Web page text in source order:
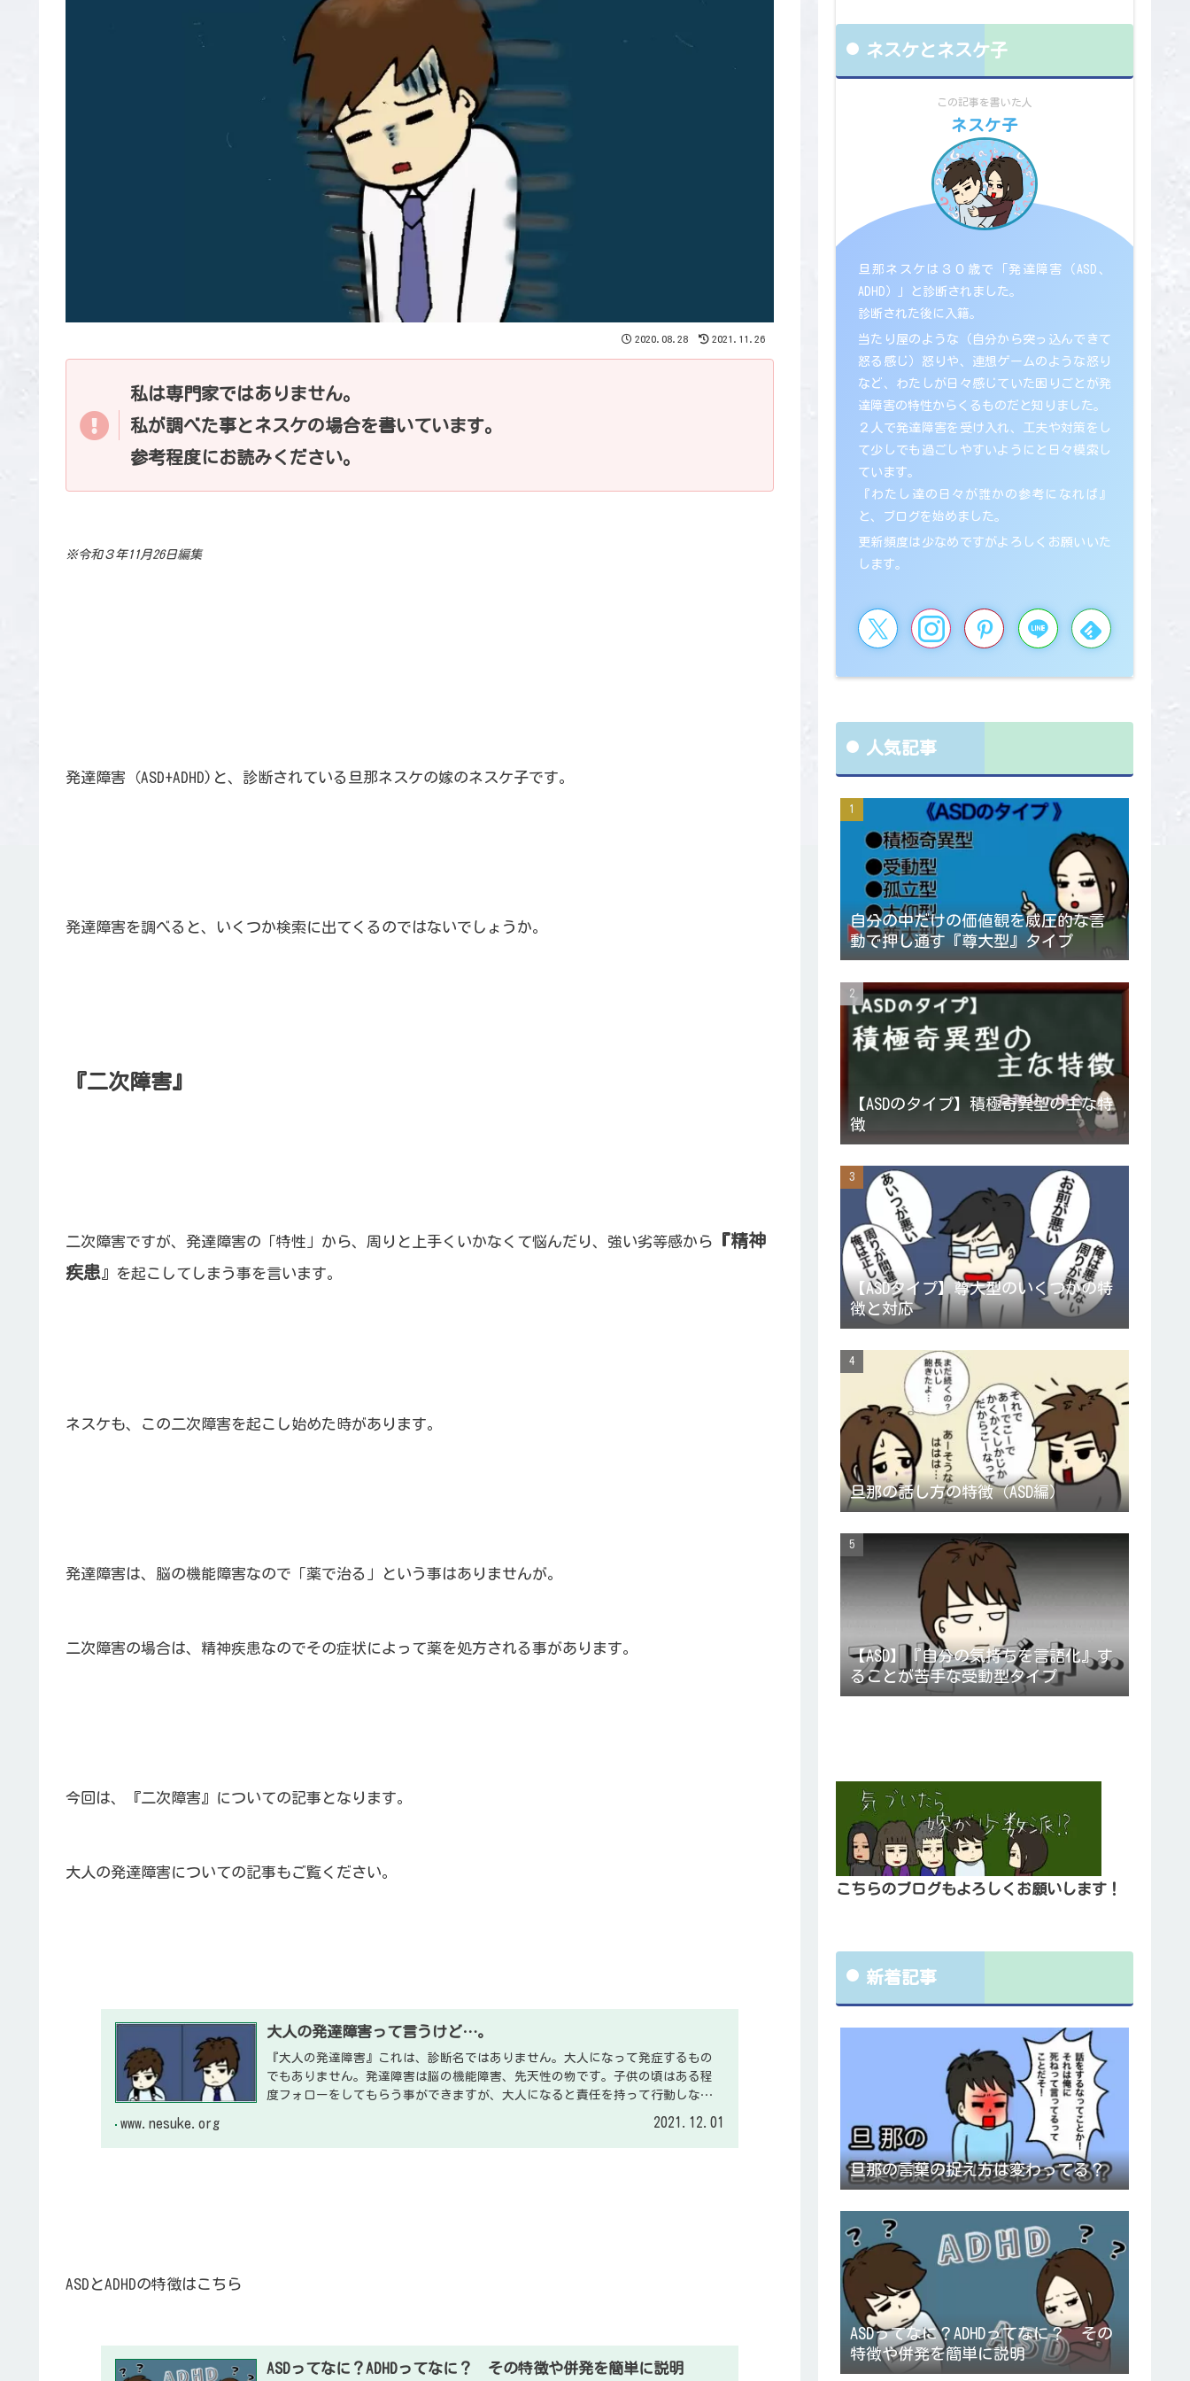
2020.08.28 2021.11.26
私は専門家ではありません。
私が調べた事とネスケの場合を書いています。
参考程度にお読みください。
※令和３年11月26日編集
発達障害（ASD+ADHD)と、診断されている旦那ネスケの嫁のネスケ子です。
発達障害を調べると、いくつか検索に出てくるのではないでしょうか。
『二次障害』
二次障害ですが、発達障害の「特性」から、周りと上手くいかなくて悩んだり、強い劣等感から
『精神
疾患 』を起こしてしまう事を言います。
ネスケも、この二次障害を起こし始めた時があります。
発達障害は、脳の機能障害なので「薬で治る」という事はありませんが。
二次障害の場合は、精神疾患なのでその症状によって薬を処方される事があります。
今回は、『二次障害』についての記事となります。
大人の発達障害についての記事もご覧ください。
大人の発達障害って言うけど…。
『大人の発達障害』これは、診断名ではありません。大人になって発症するもの
でもありません。発達障害は脳の機能障害、先天性の物です。子供の頃はある程
度フォローをしてもらう事ができますが、大人になると責任を持って行動しなけ
www.nesuke.org 2021.12.01
ASDとADHDの特徴はこちら
ASDってなに？ADHDってなに？ その特徴や併発を簡単に説明
ネスケとネスケ子
この記事を書いた人
ネスケ子
旦那ネスケは３０歳で「発達障害（ASD、
ADHD）」と診断されました。
診断された後に入籍。
当たり屋のような（自分から突っ込んできて
怒る感じ）怒りや、連想ゲームのような怒り
など、わたしが日々感じていた困りごとが発
達障害の特性からくるものだと知りました。
２人で発達障害を受け入れ、工夫や対策をし
て少しでも過ごしやすいようにと日々模索し
ています。
『わたし達の日々が誰かの参考になれば』
と、ブログを始めました。
更新頻度は少なめですがよろしくお願いいた
します。
人気記事
自分の中だけの価値観を威圧的な言
動で押し通す『尊大型』タイプ
【ASDのタイプ】積極奇異型の主な特
徴
【ASDタイプ】尊大型のいくつかの特
徴と対応
旦那の話し方の特徴（ASD編）
【ASD】『自分の気持ちを言語化』す
ることが苦手な受動型タイプ
こちらのブログもよろしくお願いします！
新着記事
旦那の言葉の捉え方は変わってる？
ASDってなに？ADHDってなに？ その
特徴や併発を簡単に説明